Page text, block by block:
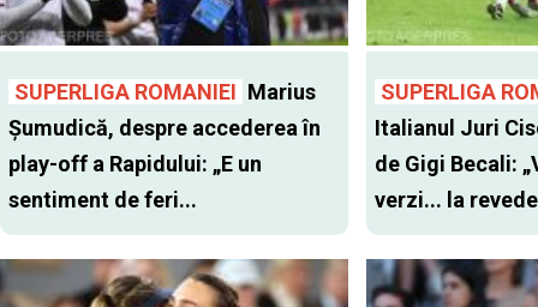
SUPERLIGA ROMANIEI Marius
Șumudică, despre accederea în
play-off a Rapidului: „E un
sentiment de feri...
SUPERLIGA
Italianul Juri
de Gigi Becali:
verzi... la